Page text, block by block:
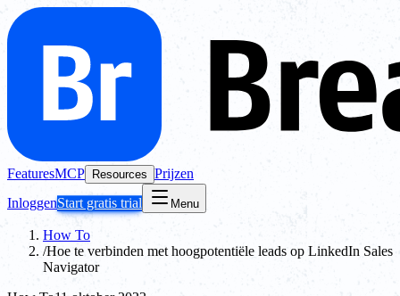
FeaturesMCP Resources Prijzen
InloggenStart gratis trial Menu
How To
/Hoe te verbinden met hoogpotentiële leads op LinkedIn Sales
Navigator